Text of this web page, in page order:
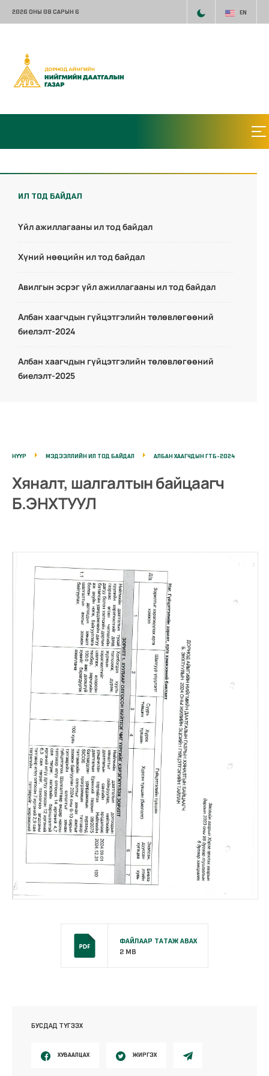
2026 ОНЫ 08 САРЫН 6 EN
ИЛ ТОД БАЙДАЛ
Үйл ажиллагааны ил тод байдал
Хүний нөөцийн ил тод байдал
Авилгын эсрэг үйл ажиллагааны ил тод байдал
Албан хаагчдын гүйцэтгэлийн төлөвлөгөөний
биелэлт-2024
Албан хаагчдын гүйцэтгэлийн төлөвлөгөөний
биелэлт-2025
НҮҮР МЭДЭЭЛЛИЙН ИЛ ТОД БАЙДАЛ АЛБАН ХААГЧДЫН ГТБ-2024
Хяналт, шалгалтын байцаагч
Б.ЭНХТУУЛ
ФАЙЛААР ТАТАЖ АВАХ
2 MB
БУСДАД ТҮГЭЭХ
ХУВААЛЦАХ ЖИРГЭХ